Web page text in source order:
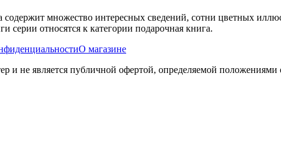
содержит множество интересных сведений, сотни цветных
серии относятся к категории подарочная книга.
О магазине
и не является публичной офертой, определяемой